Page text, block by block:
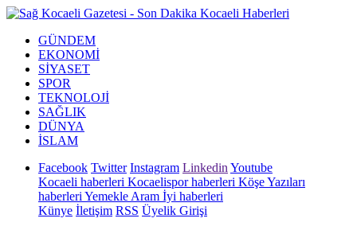
GÜNDEM
EKONOMİ
SİYASET
SPOR
TEKNOLOJİ
SAĞLIK
DÜNYA
İSLAM
Facebook Twitter Instagram Linkedin Youtube
Kocaeli haberleri Kocaelispor haberleri Köşe Yazıları
haberleri Yemekle Aram İyi haberleri
Künye İletişim RSS Üyelik Girişi